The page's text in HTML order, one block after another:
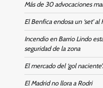
Más de 30 advocaciones
El Benfica endosa un ‘set’
Incendio en Barrio Lindo
seguridad de la zona
El mercado del ‘gol
El Madrid no llora a Rodri